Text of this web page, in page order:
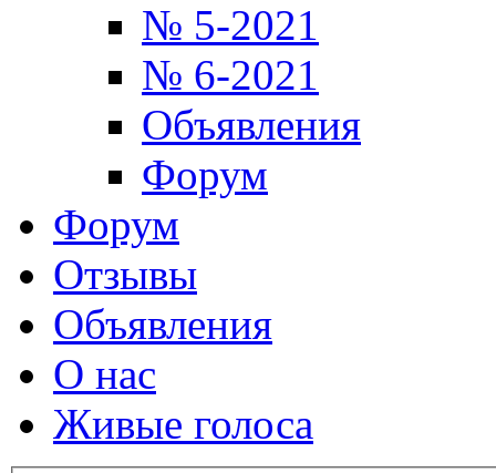
№ 5-2021
№ 6-2021
Объявления
Форум
Форум
Отзывы
Объявления
О нас
Живые голоса